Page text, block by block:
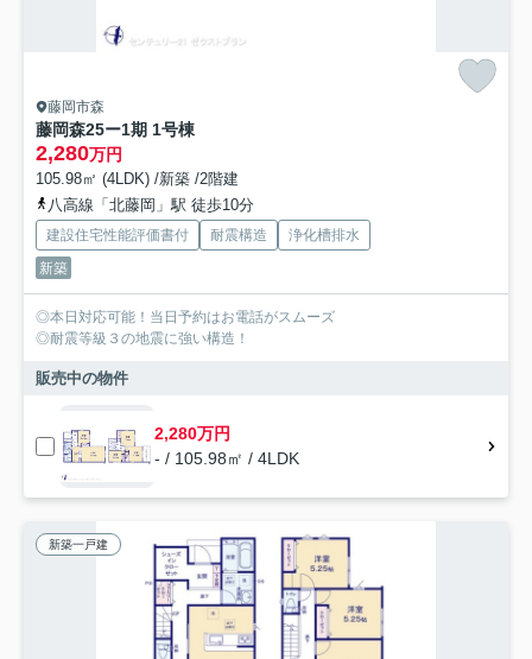
藤岡市森
藤岡森25ー1期 1号棟
2,280万円
105.98㎡ (4LDK) /新築 /2階建
八高線「北藤岡」駅 徒歩10分
建設住宅性能評価書付 耐震構造
浄化槽排水
新築
◎本日対応可能！当日予約はお電話がスムーズ
◎耐震等級３の地震に強い構造！
販売中の物件
2,280万円
- / 105.98㎡ / 4LDK
新築一戸建